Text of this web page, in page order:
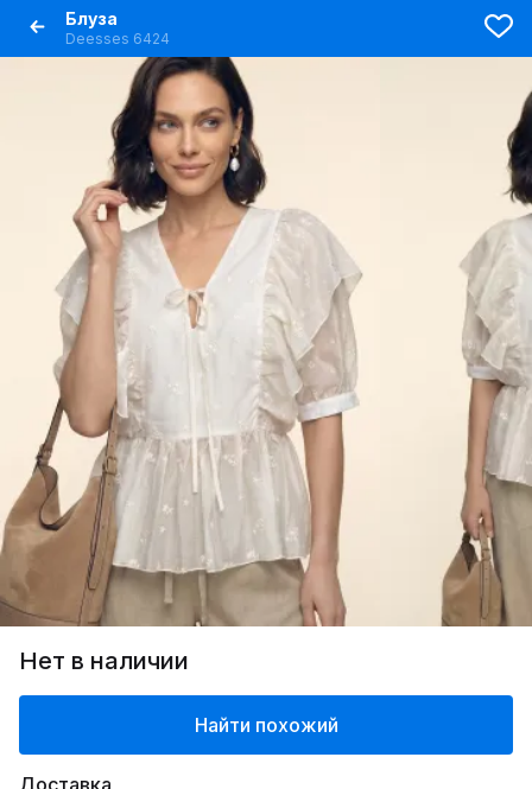
Блуза
Deesses 6424
Нет в наличии
Найти похожий
Доставка